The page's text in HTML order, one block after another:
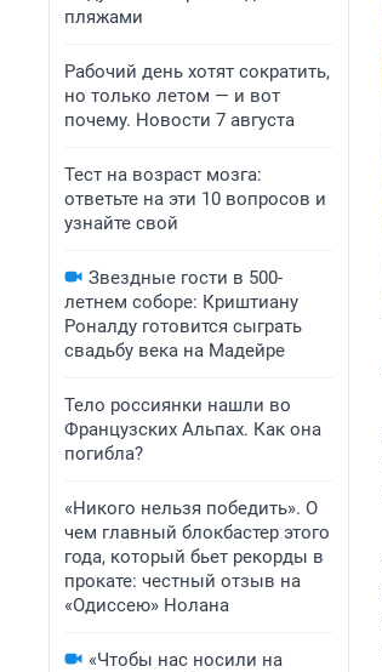
пляжами
Рабочий день хотят сократить,
но только летом — и вот
почему. Новости 7 августа
Тест на возраст мозга:
ответьте на эти 10 вопросов и
узнайте свой
Звездные гости в 500-
летнем соборе: Криштиану
Роналду готовится сыграть
свадьбу века на Мадейре
Тело россиянки нашли во
Французских Альпах. Как она
погибла?
«Никого нельзя победить». О
чем главный блокбастер этого
года, который бьет рекорды в
прокате: честный отзыв на
«Одиссею» Нолана
«Чтобы нас носили на